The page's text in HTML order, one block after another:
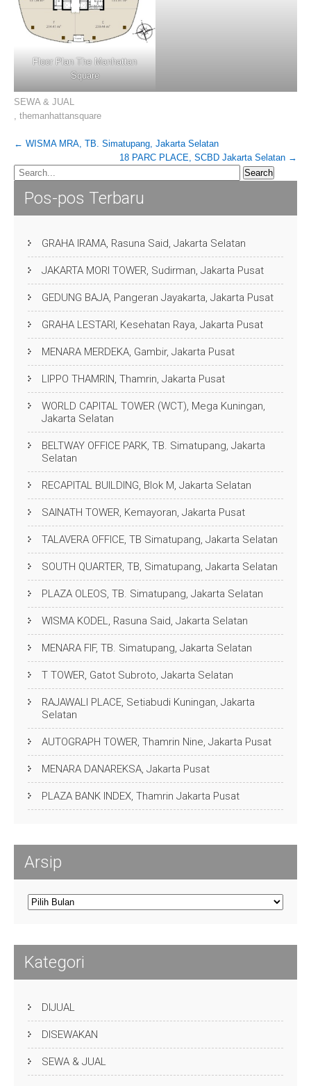
Floor Plan The Manhattan
Square
SEWA & JUAL
themanhattansquare
Post
navigation
← WISMA MRA, TB. Simatupang, Jakarta Selatan
18 PARC PLACE, SCBD Jakarta Selatan →
Pos-pos Terbaru
GRAHA IRAMA, Rasuna Said, Jakarta Selatan
JAKARTA MORI TOWER, Sudirman, Jakarta Pusat
GEDUNG BAJA, Pangeran Jayakarta, Jakarta Pusat
GRAHA LESTARI, Kesehatan Raya, Jakarta Pusat
MENARA MERDEKA, Gambir, Jakarta Pusat
LIPPO THAMRIN, Thamrin, Jakarta Pusat
WORLD CAPITAL TOWER (WCT), Mega Kuningan,
Jakarta Selatan
BELTWAY OFFICE PARK, TB. Simatupang, Jakarta
Selatan
RECAPITAL BUILDING, Blok M, Jakarta Selatan
SAINATH TOWER, Kemayoran, Jakarta Pusat
TALAVERA OFFICE, TB Simatupang, Jakarta Selatan
SOUTH QUARTER, TB, Simatupang, Jakarta Selatan
PLAZA OLEOS, TB. Simatupang, Jakarta Selatan
WISMA KODEL, Rasuna Said, Jakarta Selatan
MENARA FIF, TB. Simatupang, Jakarta Selatan
T TOWER, Gatot Subroto, Jakarta Selatan
RAJAWALI PLACE, Setiabudi Kuningan, Jakarta
Selatan
AUTOGRAPH TOWER, Thamrin Nine, Jakarta Pusat
MENARA DANAREKSA, Jakarta Pusat
PLAZA BANK INDEX, Thamrin Jakarta Pusat
Arsip
Arsip
Kategori
DIJUAL
DISEWAKAN
SEWA & JUAL